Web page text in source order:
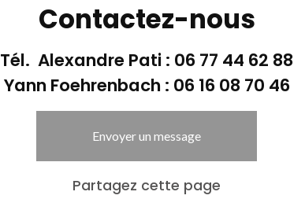
Contactez-nous
Tél. Alexandre Pati : 06 77 44 62 88
Yann Foehrenbach : 06 16 08 70 46
Envoyer un message
Partagez cette page